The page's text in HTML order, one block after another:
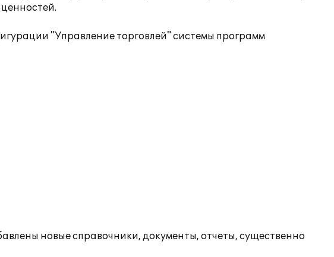
"Управление торговлей" системы программ
новые справочники, документы, отчеты, существенно